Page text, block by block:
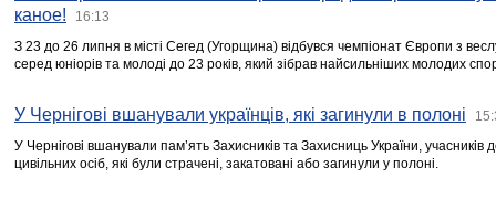
каное!
16:13
З 23 до 26 липня в місті Сегед (Угорщина) відбувся чемпіонат Європи з
серед юніорів та молоді до 23 років, який зібрав найсильніших молодих
У Чернігові вшанували українців, які загинули в полоні
У Чернігові вшанували пам’ять Захисників та Захисниць України,
цивільних осіб, які були страчені, закатовані або загинули у полоні.